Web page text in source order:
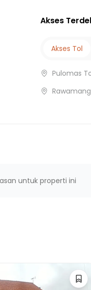
Akses
Akses Tol
Pulomas
untuk properti ini